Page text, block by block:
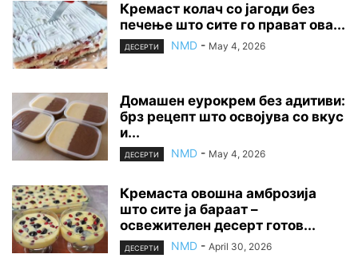
Кремаст колач со јагоди без
печење што сите го прават ова...
ДЕСЕРТИ NMD - May 4, 2026
Домашен еурокрем без адитиви:
брз рецепт што освојува со вкус
и...
ДЕСЕРТИ NMD - May 4, 2026
Кремаста овошна амброзија
што сите ја бараат –
освежителен десерт готов...
ДЕСЕРТИ NMD - April 30, 2026